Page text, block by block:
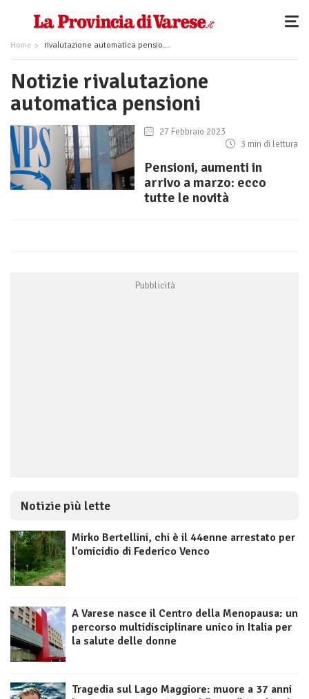
Home rivalutazione automatica pensioni
Notizie rivalutazione
automatica pensioni
27 Febbraio 2023
3 min di lettura
Pensioni, aumenti in
arrivo a marzo: ecco
tutte le novità
Notizie più lette
Mirko Bertellini, chi è il 44enne arrestato per
l’omicidio di Federico Venco
A Varese nasce il Centro della Menopausa: un
percorso multidisciplinare unico in Italia per
la salute delle donne
Tragedia sul Lago Maggiore: muore a 37 anni